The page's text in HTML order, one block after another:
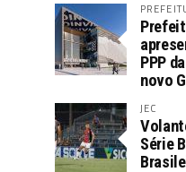
PPP
novo
JEC
Série